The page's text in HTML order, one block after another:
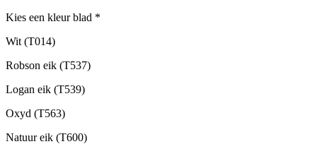
Kies een kleur blad *
Wit (T014)
Robson eik (T537)
Logan eik (T539)
Oxyd (T563)
Natuur eik (T600)